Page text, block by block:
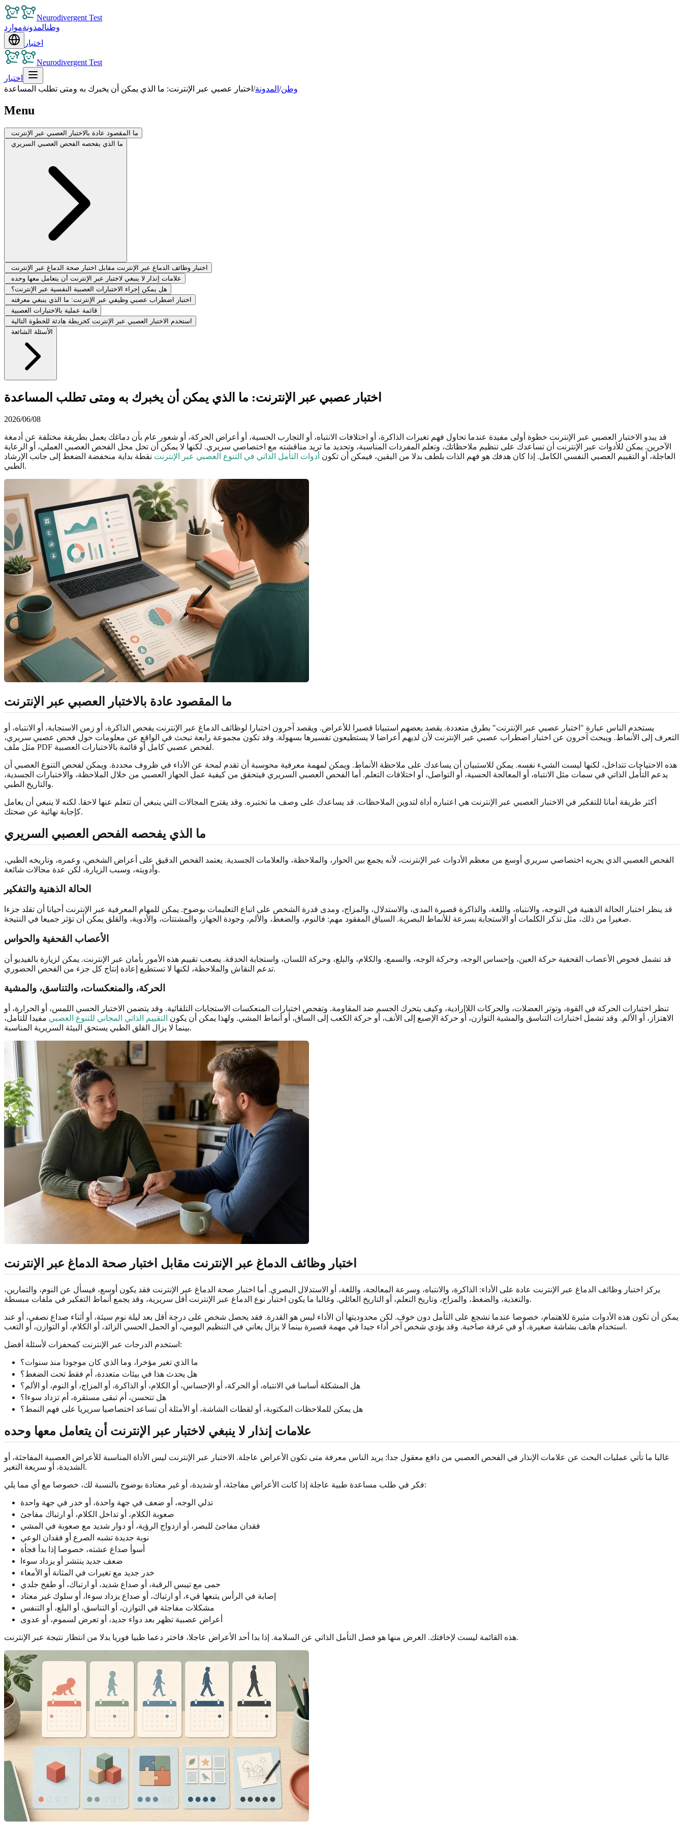
Neurodivergent Test
وطنالمدونةموارد
اختبار
Neurodivergent Test
اختبار
وطن/ المدونة/ اختبار عصبي عبر الإنترنت: ما الذي يمكن أن يخبرك به ومتى تطلب المساعدة
Menu
ما المقصود عادة بالاختبار العصبي عبر الإنترنت
ما الذي يفحصه الفحص العصبي السريري
اختبار وظائف الدماغ عبر الإنترنت مقابل اختبار صحة الدماغ عبر الإنترنت
علامات إنذار لا ينبغي لاختبار عبر الإنترنت أن يتعامل معها وحده
هل يمكن إجراء الاختبارات العصبية النفسية عبر الإنترنت؟
اختبار اضطراب عصبي وظيفي عبر الإنترنت: ما الذي ينبغي معرفته
قائمة عملية بالاختبارات العصبية
استخدم الاختبار العصبي عبر الإنترنت كخريطة هادئة للخطوة التالية
الأسئلة الشائعة
اختبار عصبي عبر الإنترنت: ما الذي يمكن أن يخبرك به ومتى تطلب المساعدة
2026/06/08
قد يبدو الاختبار العصبي عبر الإنترنت خطوة أولى مفيدة عندما تحاول فهم تغيرات الذاكرة، أو اختلافات الانتباه، أو التجارب الحسية، أو أعراض الحركة، أو شعور عام بأن دماغك يعمل بطريقة مختلفة عن أدمغة
الآخرين. يمكن للأدوات عبر الإنترنت أن تساعدك على تنظيم ملاحظاتك، وتعلم المفردات المناسبة، وتحديد ما تريد مناقشته مع اختصاصي سريري. لكنها لا يمكن أن تحل محل الفحص العصبي العملي، أو الرعاية
العاجلة، أو التقييم العصبي النفسي الكامل. إذا كان هدفك هو فهم الذات بلطف بدلا من اليقين، فيمكن أن تكون أدوات التأمل الذاتي في التنوع العصبي عبر الإنترنت نقطة بداية منخفضة الضغط إلى جانب الإرشاد
الطبي.
ما المقصود عادة بالاختبار العصبي عبر الإنترنت
يستخدم الناس عبارة "اختبار عصبي عبر الإنترنت" بطرق متعددة. يقصد بعضهم استبيانا قصيرا للأعراض. ويقصد آخرون اختبارا لوظائف الدماغ عبر الإنترنت يفحص الذاكرة، أو زمن الاستجابة، أو الانتباه، أو
التعرف إلى الأنماط. ويبحث آخرون عن اختبار اضطراب عصبي عبر الإنترنت لأن لديهم أعراضا لا يستطيعون تفسيرها بسهولة. وقد تكون مجموعة رابعة تبحث في الواقع عن معلومات حول فحص عصبي سريري،
مثل ملف PDF لفحص عصبي كامل أو قائمة بالاختبارات العصبية.
هذه الاحتياجات تتداخل، لكنها ليست الشيء نفسه. يمكن للاستبيان أن يساعدك على ملاحظة الأنماط. ويمكن لمهمة معرفية محوسبة أن تقدم لمحة عن الأداء في ظروف محددة. ويمكن لفحص التنوع العصبي أن
يدعم التأمل الذاتي في سمات مثل الانتباه، أو المعالجة الحسية، أو التواصل، أو اختلافات التعلم. أما الفحص العصبي السريري فيتحقق من كيفية عمل الجهاز العصبي من خلال الملاحظة، والاختبارات الجسدية،
والتاريخ الطبي.
أكثر طريقة أمانا للتفكير في الاختبار العصبي عبر الإنترنت هي اعتباره أداة لتدوين الملاحظات. قد يساعدك على وصف ما تختبره. وقد يقترح المجالات التي ينبغي أن تتعلم عنها لاحقا. لكنه لا ينبغي أن يعامل
كإجابة نهائية عن صحتك.
ما الذي يفحصه الفحص العصبي السريري
الفحص العصبي الذي يجريه اختصاصي سريري أوسع من معظم الأدوات عبر الإنترنت، لأنه يجمع بين الحوار، والملاحظة، والعلامات الجسدية. يعتمد الفحص الدقيق على أعراض الشخص، وعمره، وتاريخه الطبي،
وأدويته، وسبب الزيارة، لكن عدة مجالات شائعة.
الحالة الذهنية والتفكير
قد ينظر اختبار الحالة الذهنية في التوجه، والانتباه، واللغة، والذاكرة قصيرة المدى، والاستدلال، والمزاج، ومدى قدرة الشخص على اتباع التعليمات بوضوح. يمكن للمهام المعرفية عبر الإنترنت أحيانا أن تقلد جزءا
صغيرا من ذلك، مثل تذكر الكلمات أو الاستجابة بسرعة للأنماط البصرية. السياق المفقود مهم: فالنوم، والضغط، والألم، وجودة الجهاز، والمشتتات، والأدوية، والقلق يمكن أن تؤثر جميعا في النتيجة.
الأعصاب القحفية والحواس
قد تشمل فحوص الأعصاب القحفية حركة العين، وإحساس الوجه، وحركة الوجه، والسمع، والكلام، والبلع، وحركة اللسان، واستجابة الحدقة. يصعب تقييم هذه الأمور بأمان عبر الإنترنت. يمكن لزيارة بالفيديو أن
تدعم النقاش والملاحظة، لكنها لا تستطيع إعادة إنتاج كل جزء من الفحص الحضوري.
الحركة، والمنعكسات، والتناسق، والمشية
تنظر اختبارات الحركة في القوة، وتوتر العضلات، والحركات اللاإرادية، وكيف يتحرك الجسم ضد المقاومة. وتفحص اختبارات المنعكسات الاستجابات التلقائية. وقد يتضمن الاختبار الحسي اللمس، أو الحرارة، أو
الاهتزاز، أو الألم. وقد تشمل اختبارات التناسق والمشية التوازن، أو حركة الإصبع إلى الأنف، أو حركة الكعب إلى الساق، أو أنماط المشي. ولهذا يمكن أن يكون التقييم الذاتي المجاني للتنوع العصبي مفيدا للتأمل،
بينما لا يزال القلق الطبي يستحق البيئة السريرية المناسبة.
اختبار وظائف الدماغ عبر الإنترنت مقابل اختبار صحة الدماغ عبر الإنترنت
يركز اختبار وظائف الدماغ عبر الإنترنت عادة على الأداء: الذاكرة، والانتباه، وسرعة المعالجة، واللغة، أو الاستدلال البصري. أما اختبار صحة الدماغ عبر الإنترنت فقد يكون أوسع، فيسأل عن النوم، والتمارين،
والتغذية، والضغط، والمزاج، وتاريخ التعلم، أو التاريخ العائلي. وغالبا ما يكون اختبار نوع الدماغ عبر الإنترنت أقل سريرية، وقد يجمع أنماط التفكير في ملفات مبسطة.
يمكن أن تكون هذه الأدوات مثيرة للاهتمام، خصوصا عندما تشجع على التأمل دون خوف. لكن محدوديتها أن الأداء ليس هو القدرة. فقد يحصل شخص على درجة أقل بعد ليلة نوم سيئة، أو أثناء صداع نصفي، أو عند
استخدام هاتف بشاشة صغيرة، أو في غرفة صاخبة. وقد يؤدي شخص آخر أداء جيدا في مهمة قصيرة بينما لا يزال يعاني في التنظيم اليومي، أو الحمل الحسي الزائد، أو الكلام، أو التوازن، أو التعب.
استخدم الدرجات عبر الإنترنت كمحفزات لأسئلة أفضل:
ما الذي تغير مؤخرا، وما الذي كان موجودا منذ سنوات؟
هل يحدث هذا في بيئات متعددة، أم فقط تحت الضغط؟
هل المشكلة أساسا في الانتباه، أو الحركة، أو الإحساس، أو الكلام، أو الذاكرة، أو المزاج، أو النوم، أو الألم؟
هل تتحسن، أم تبقى مستقرة، أم تزداد سوءا؟
هل يمكن للملاحظات المكتوبة، أو لقطات الشاشة، أو الأمثلة أن تساعد اختصاصيا سريريا على فهم النمط؟
علامات إنذار لا ينبغي لاختبار عبر الإنترنت أن يتعامل معها وحده
غالبا ما تأتي عمليات البحث عن علامات الإنذار في الفحص العصبي من دافع معقول جدا: يريد الناس معرفة متى تكون الأعراض عاجلة. الاختبار عبر الإنترنت ليس الأداة المناسبة للأعراض العصبية المفاجئة، أو
الشديدة، أو سريعة التغير.
فكر في طلب مساعدة طبية عاجلة إذا كانت الأعراض مفاجئة، أو شديدة، أو غير معتادة بوضوح بالنسبة لك، خصوصا مع أي مما يلي:
تدلي الوجه، أو ضعف في جهة واحدة، أو خدر في جهة واحدة
صعوبة الكلام، أو تداخل الكلام، أو ارتباك مفاجئ
فقدان مفاجئ للبصر، أو ازدواج الرؤية، أو دوار شديد مع صعوبة في المشي
نوبة جديدة تشبه الصرع أو فقدان الوعي
أسوأ صداع عشته، خصوصا إذا بدأ فجأة
ضعف جديد ينتشر أو يزداد سوءا
خدر جديد مع تغيرات في المثانة أو الأمعاء
حمى مع تيبس الرقبة، أو صداع شديد، أو ارتباك، أو طفح جلدي
إصابة في الرأس يتبعها قيء، أو ارتباك، أو صداع يزداد سوءا، أو سلوك غير معتاد
مشكلات مفاجئة في التوازن، أو التناسق، أو البلع، أو التنفس
أعراض عصبية تظهر بعد دواء جديد، أو تعرض لسموم، أو عدوى
هذه القائمة ليست لإخافتك. الغرض منها هو فصل التأمل الذاتي عن السلامة. إذا بدا أحد الأعراض عاجلا، فاختر دعما طبيا فوريا بدلا من انتظار نتيجة عبر الإنترنت.